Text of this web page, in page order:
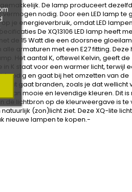
De lamp produceert
nodig. Door een LED lamp te
je energieverbruik, omdat LED
De XQ13106 LED lamp heeft
de 15 Watt die een doorsnee
armaturen met een E27 fitting. Deze
Het aantal K, oftewel Kelvin, geeft de
K staat voor een warmer licht, terwijl
nodig en gaat bij het omzetten van de
gaat branden, zoals je dat wellicht
van mooie en levendige kleuren. Dit is
de lichtbron op de kleurweergave is
(zon)licht ziet. Deze XQ-lite
nieuwe lampen te kopen.-